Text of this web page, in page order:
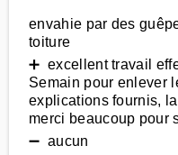
envahie par des
toiture
➕ excellent travail
Semain pour enlever
explications fournis,
merci beaucoup pour
➖ aucun